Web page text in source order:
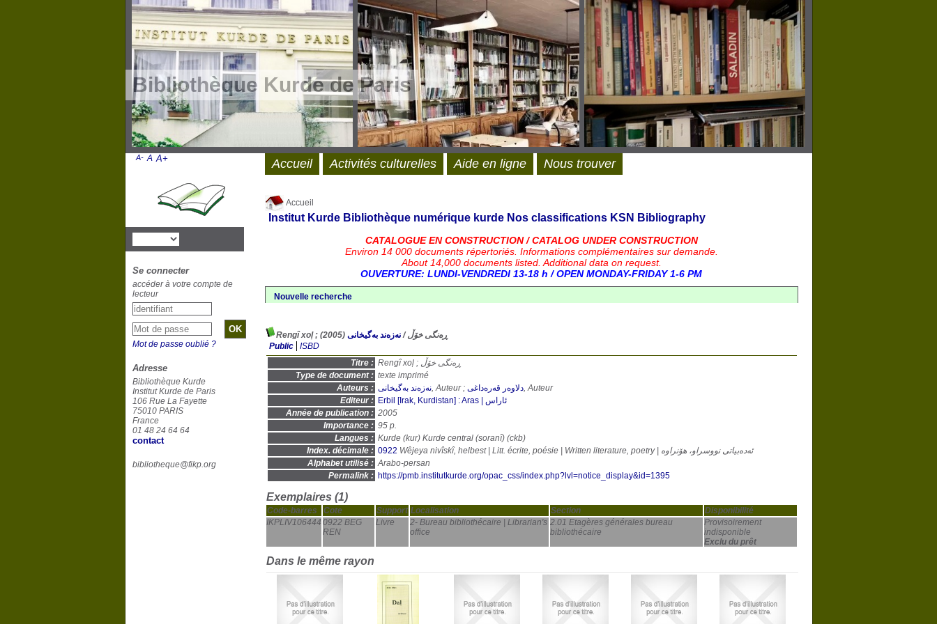
Bibliothèque Kurde de Paris
Accueil
Institut Kurde Bibliothèque numérique kurde Nos classifications KSN Bibliography
CATALOGUE EN CONSTRUCTION / CATALOG UNDER CONSTRUCTION
Environ 14 000 documents répertoriés. Informations complémentaires sur demande.
About 14,000 documents listed. Additional data on request.
OUVERTURE: LUNDI-VENDREDI 13-18 h / OPEN MONDAY-FRIDAY 1-6 PM
Nouvelle recherche
Rengî xoḷ ; ڕەنگی خۆڵ/نه‌زه‌ند به‌گیخانی (2005)
Public
ISBD
Titre :
Rengî xoḷ ; ڕەنگی خۆڵ
Type de document : texte imprimé
Auteurs : نه‌زه‌ند به‌گیخانی, Auteur ; دلاوەر قەرەداغی, Auteur
Editeur :
Erbil [Irak, Kurdistan] : Aras | ئاراس
Année de publication : 2005
Importance : 95 p.
Langues : Kurde (kur) Kurde central (soranî) (ckb)
Index. décimale : 0922
Wêjeya nivîskî, helbest | Litt. écrite, poésie | Written literature, poetry | ئەدەبیاتی نووسراو، هۆنراوە
Alphabet utilisé : Arabo-persan
Permalink : https://pmb.institutkurde.org/opac_css/index.php?lvl=notice_display&id=1395
Exemplaires (1)
Code-barres Cote Support Localisation Section
Disponibilité
IKPLIV106444 0922 BEG
REN
Livre
2- Bureau bibliothécaire | Librarian's
office
2.01 Etagères générales bureau
bibliothécaire
Provisoirement
indisponible
Exclu du prêt
Dans le même rayon
Accueil Activités culturelles Aide en ligne Nous trouver
A- A A+
Se connecter
accéder à votre compte de
lecteur
Mot de passe oublié ?
Adresse
Bibliothèque Kurde
Institut Kurde de Paris
106 Rue La Fayette
75010 PARIS
France
01 48 24 64 64
contact
bibliotheque@fikp.org